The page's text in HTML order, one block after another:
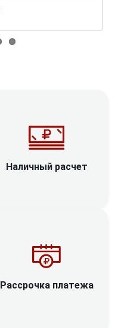
Наличный расчет
Рассрочка платежа